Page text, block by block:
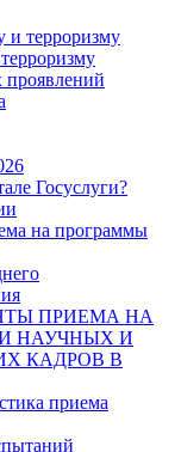
и терроризму
проявлений
Госуслуги?
на программы
ПРИЕМА НА
НАУЧНЫХ И
КАДРОВ В
приема